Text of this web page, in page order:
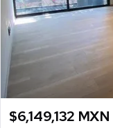
$6,149,132 MXN